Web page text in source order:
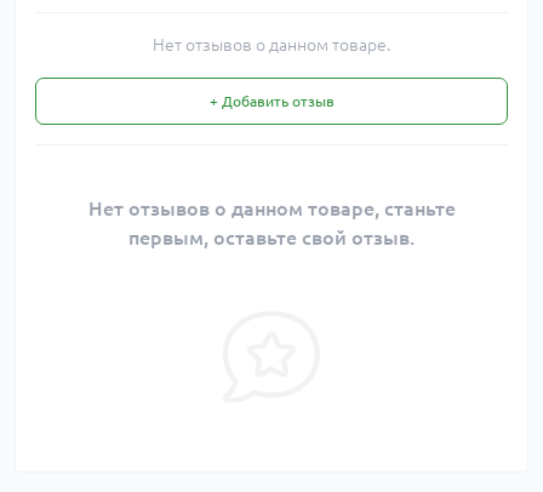
Нет отзывов о данном товаре.
+ Добавить отзыв
Нет отзывов о данном товаре, станьте
первым, оставьте свой отзыв.